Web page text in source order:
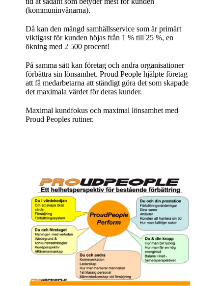
(kommuninvånarna).
Då kan den mängd samhällsservice som är primärt
viktigast för kunden höjas från 1 % till 25 %, en
ökning med 2 500 procent!
På samma sätt kan företag och andra organisationer
förbättra sin lönsamhet. Proud People hjälpte företag
att få medarbetarna att ständigt göra det som skapade
det maximala värdet för deras kunder.
Maximal kundfokus och maximal lönsamhet med
Proud Peoples rutiner.